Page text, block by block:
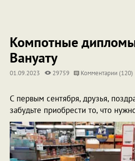
Компотные
Вануату
01.09.2023 29759 Комментарии (120)
С первым сентября, друзья,
забудьте приобрести то, что